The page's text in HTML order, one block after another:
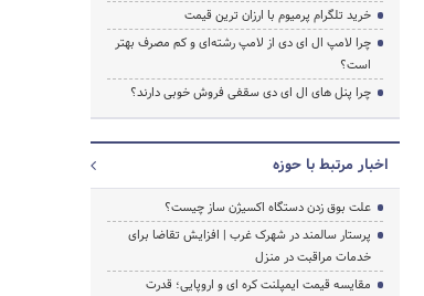
خرید تلگرام پرمیوم با ارزان ترین قیمت
چرا لامپ ال ای دی از لامپ رشته‌ای و کم مصرف بهتر
است؟
چرا پنل های ال ای دی سقفی فروش خوبی دارند؟
اخبار مرتبط با حوزه
علت بوق زدن دستگاه اکسیژن ساز چیست؟
پرستار سالمند در شهرک غرب | افزایش تقاضا برای
خدمات مراقبت در منزل
مقایسه قیمت ایمپلنت کره ای و اروپایی؛ قدرت